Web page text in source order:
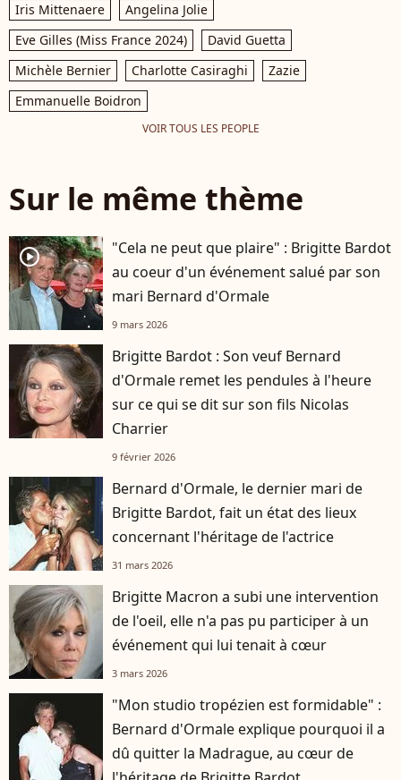
Iris Mittenaere
Angelina Jolie
Eve Gilles (Miss France 2024)
David Guetta
Michèle Bernier
Charlotte Casiraghi
Zazie
Emmanuelle Boidron
VOIR TOUS LES PEOPLE
Sur le même thème
player2
"Cela ne peut que plaire" : Brigitte Bardot
au coeur d'un événement salué par son
mari Bernard d'Ormale
9 mars 2026
Brigitte Bardot : Son veuf Bernard
d'Ormale remet les pendules à l'heure
sur ce qui se dit sur son fils Nicolas
Charrier
9 février 2026
Bernard d'Ormale, le dernier mari de
Brigitte Bardot, fait un état des lieux
concernant l'héritage de l'actrice
31 mars 2026
Brigitte Macron a subi une intervention
de l'oeil, elle n'a pas pu participer à un
événement qui lui tenait à cœur
3 mars 2026
"Mon studio tropézien est formidable" :
Bernard d'Ormale explique pourquoi il a
dû quitter la Madrague, au cœur de